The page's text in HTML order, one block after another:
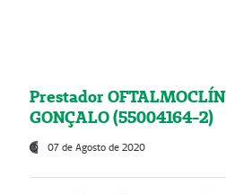
Prestador
GONÇALO (55004164-2)
07 de Agosto de 2020